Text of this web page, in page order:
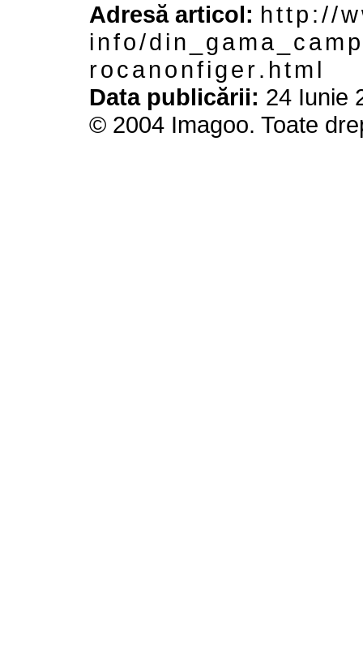
Adresă articol: h t t p : / /
i n f o / d i n _ g a m a _ c a m
r o c a n o n f i g e r . h t m l
Data publicării: 24 Iunie
© 2004 Imagoo. Toate